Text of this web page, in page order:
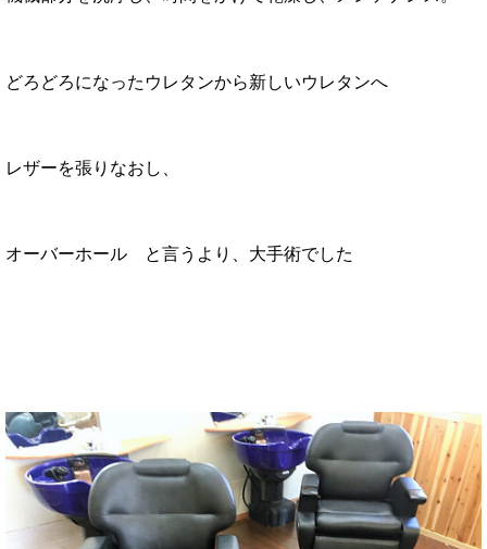
どろどろになったウレタンから新しいウレタンへ
レザーを張りなおし、
オーバーホール と言うより、大手術でした